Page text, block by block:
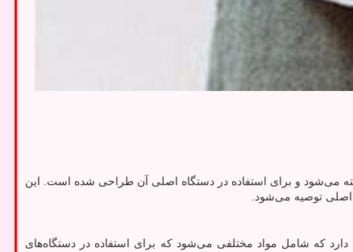
می‌شود و برای استفاده در دستگاه اصلی آن طراحی شده است. این
اصلی توصیه می‌شود.
که شامل مواد مختلفی می‌شود که برای استفاده در دستگاه‌های